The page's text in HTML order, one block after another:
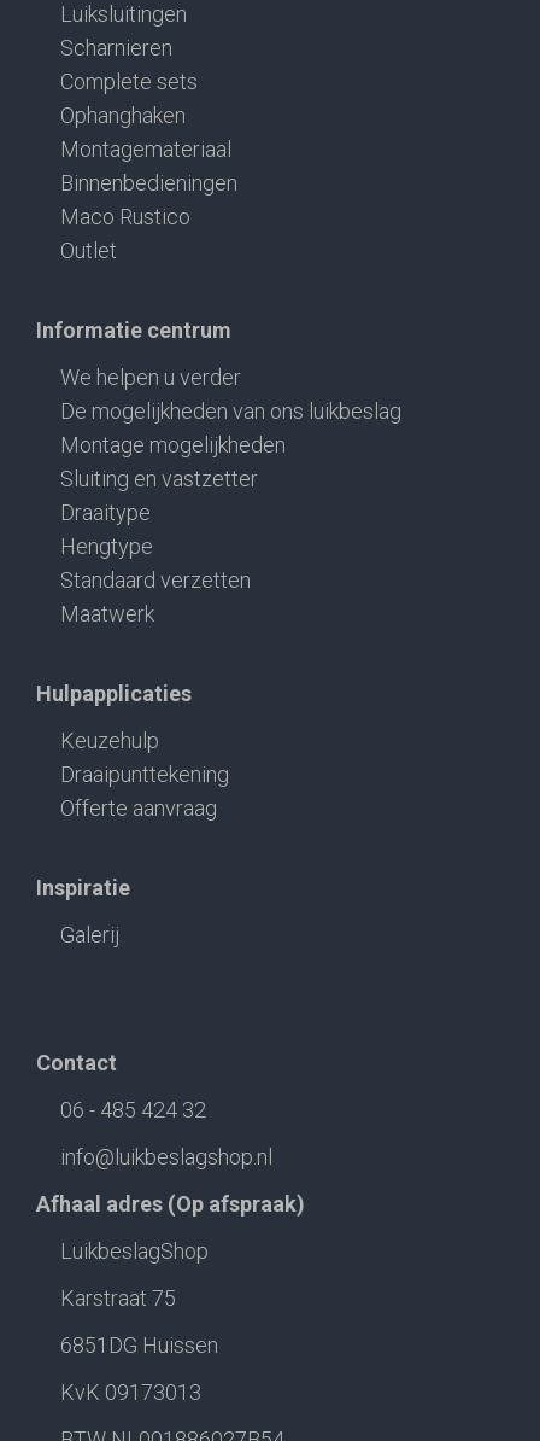
Luiksluitingen
Scharnieren
Complete sets
Ophanghaken
Montagemateriaal
Binnenbedieningen
Maco Rustico
Outlet
Informatie centrum
We helpen u verder
De mogelijkheden van ons luikbeslag
Montage mogelijkheden
Sluiting en vastzetter
Draaitype
Hengtype
Standaard verzetten
Maatwerk
Hulpapplicaties
Keuzehulp
Draaipunttekening
Offerte aanvraag
Inspiratie
Galerij
Contact
06 - 485 424 32
info@luikbeslagshop.nl
Afhaal adres (Op afspraak)
LuikbeslagShop
Karstraat 75
6851DG Huissen
KvK 09173013